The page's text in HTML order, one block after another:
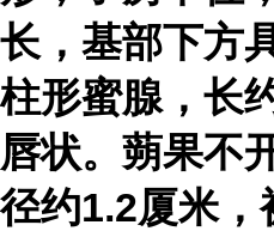
长，基部下方
柱形蜜腺，长
唇状。蒴果不
径约1.2厦米，